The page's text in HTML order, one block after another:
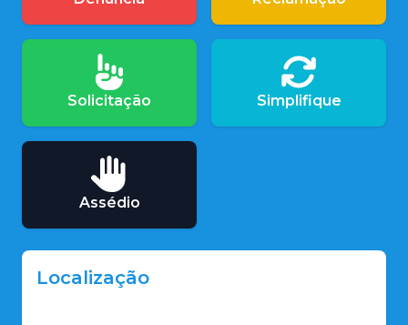
Solicitação Simplifique
Assédio
Localização